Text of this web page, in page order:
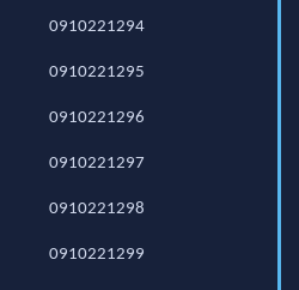
0910221294
0910221295
0910221296
0910221297
0910221298
0910221299